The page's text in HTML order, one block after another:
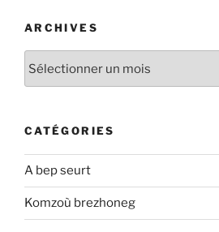
ARCHIVES
CATÉGORIES
A bep seurt
Komzoù brezhoneg